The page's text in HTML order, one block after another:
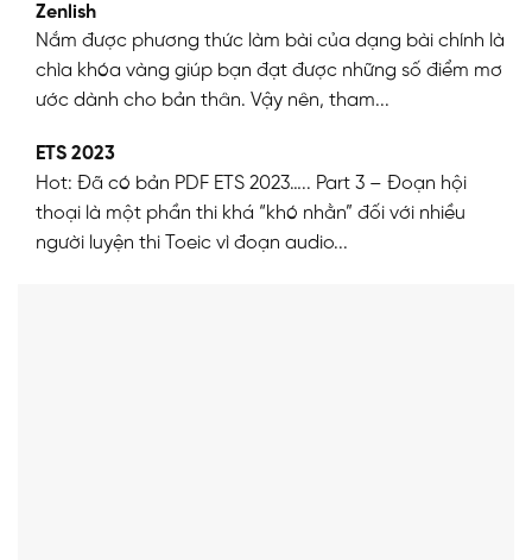
Zenlish
Nắm được phương thức làm bài của dạng bài chính là
chìa khóa vàng giúp bạn đạt được những số điểm mơ
ước dành cho bản thân. Vậy nên, tham...
ETS 2023
Hot: Đã có bản PDF ETS 2023….. Part 3 – Đoạn hội
thoại là một phần thi khá “khó nhằn” đối với nhiều
người luyện thi Toeic vì đoạn audio...